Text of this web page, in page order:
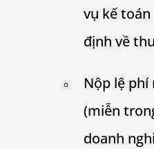
vụ kế
định về
Nộp lệ phí
(miễn
doanh